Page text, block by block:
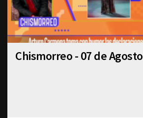
Chismorreo - 07 de